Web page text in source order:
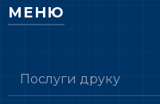
МЕНЮ
Послуги друку